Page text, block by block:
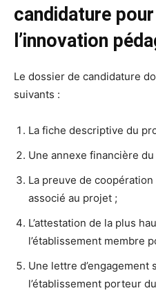
candidature
l’innovation
Le dossier de candidature
suivants :
La fiche descriptive du
Une annexe financière
La preuve de
associé au projet ;
L’attestation de la plus
l’établissement membre
Une lettre d’engagement
l’établissement porteur